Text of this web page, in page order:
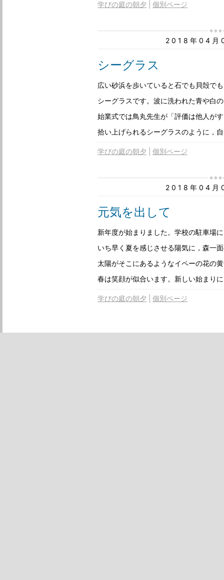
学びの庭の朝夕 個別ページ
2018年04月
シーグラス
広い砂浜を歩いていると石でも貝殻で
シーグラスです。波に洗われた青や白
始業式では鳥丸先生が「評価は他人が
拾い上げられるシーグラスのように，
学びの庭の朝夕 個別ページ
2018年04月
元気を出して
新年度が始まりました。学校の駐車場
いち早く夏を感じさせる陽気に，森一
太陽がそこにあるようなイペーの花の
春は笑顔が似合います。新しい始まり
学びの庭の朝夕 個別ページ